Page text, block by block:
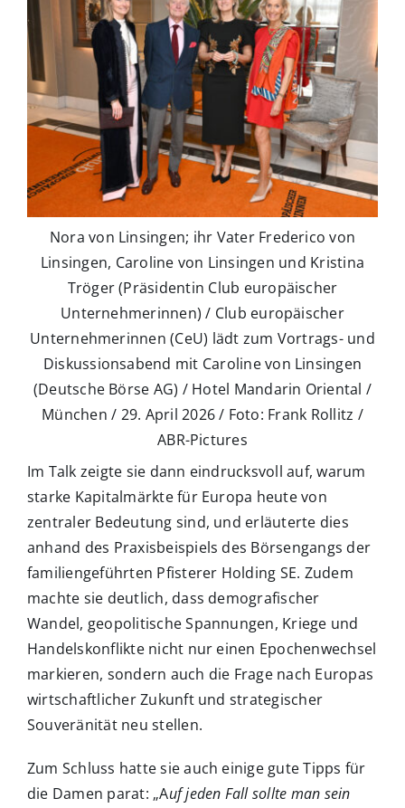
Nora von Linsingen; ihr Vater Frederico von
Linsingen, Caroline von Linsingen und Kristina
Tröger (Präsidentin Club europäischer
Unternehmerinnen) / Club europäischer
Unternehmerinnen (CeU) lädt zum Vortrags- und
Diskussionsabend mit Caroline von Linsingen
(Deutsche Börse AG) / Hotel Mandarin Oriental /
München / 29. April 2026 / Foto: Frank Rollitz /
ABR-Pictures
Im Talk zeigte sie dann eindrucksvoll auf, warum
starke Kapitalmärkte für Europa heute von
zentraler Bedeutung sind, und erläuterte dies
anhand des Praxisbeispiels des Börsengangs der
familiengeführten Pfisterer Holding SE. Zudem
machte sie deutlich, dass demografischer
Wandel, geopolitische Spannungen, Kriege und
Handelskonflikte nicht nur einen Epochenwechsel
markieren, sondern auch die Frage nach Europas
wirtschaftlicher Zukunft und strategischer
Souveränität neu stellen.
Zum Schluss hatte sie auch einige gute Tipps für
die Damen parat: „Auf jeden Fall sollte man sein